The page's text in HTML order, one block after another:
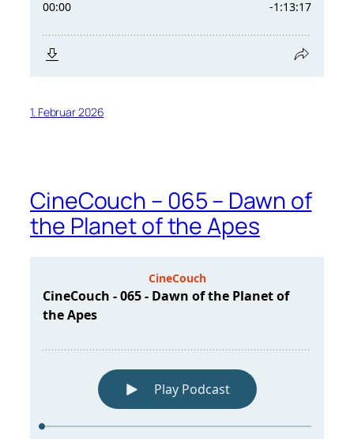
1. Februar 2026
CineCouch – 065 – Dawn of
the Planet of the Apes